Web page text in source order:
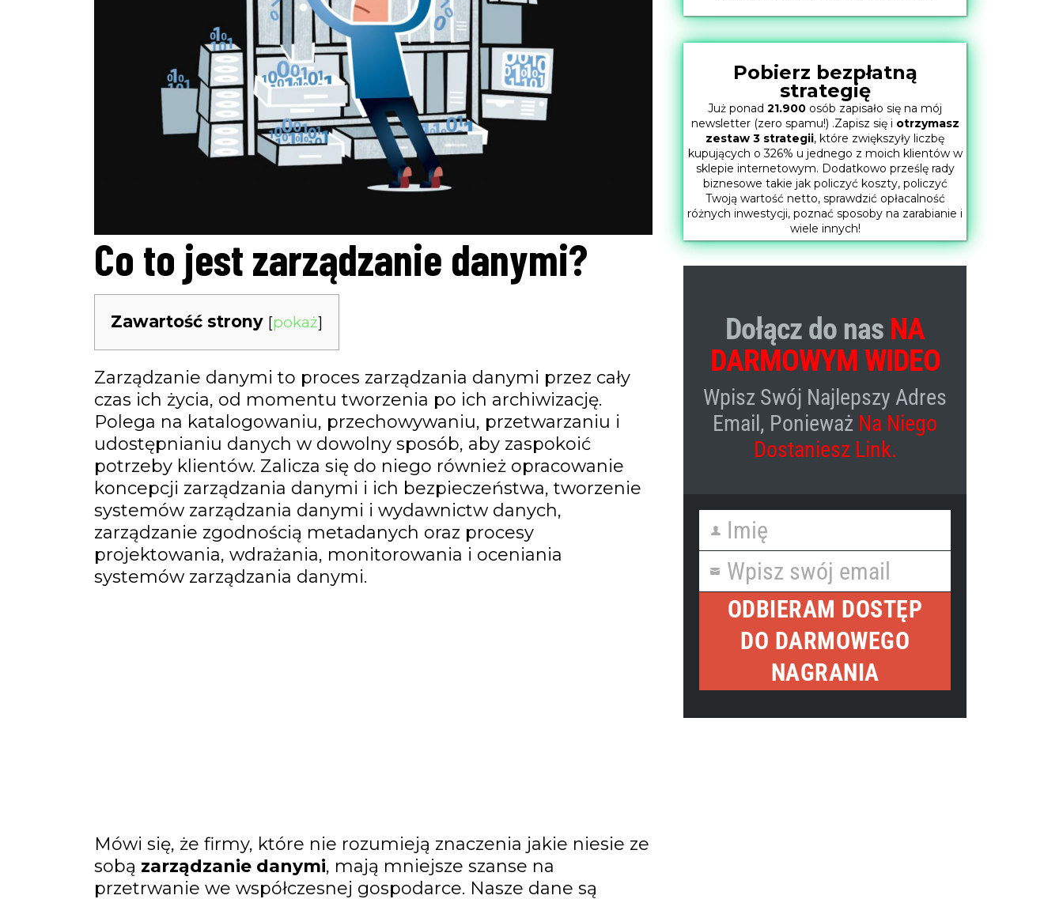
Co to jest zarządzanie danymi?
Zawartość strony [pokaż]
Zarządzanie danymi to proces zarządzania danymi przez cały
czas ich życia, od momentu tworzenia po ich archiwizację.
Polega na katalogowaniu, przechowywaniu, przetwarzaniu i
udostępnianiu danych w dowolny sposób, aby zaspokoić
potrzeby klientów. Zalicza się do niego również opracowanie
koncepcji zarządzania danymi i ich bezpieczeństwa, tworzenie
systemów zarządzania danymi i wydawnictw danych,
zarządzanie zgodnością metadanych oraz procesy
projektowania, wdrażania, monitorowania i oceniania
systemów zarządzania danymi.
Mówi się, że firmy, które nie rozumieją znaczenia jakie niesie ze
sobą zarządzanie danymi, mają mniejsze szanse na
przetrwanie we współczesnej gospodarce. Nasze dane są
Pobierz bezpłatną
strategię
Już ponad 21.900 osób zapisało się na mój
newsletter (zero spamu!) .Zapisz się i otrzymasz
zestaw 3 strategii, które zwiększyły liczbę
kupujących o 326% u jednego z moich klientów w
sklepie internetowym. Dodatkowo prześlę rady
biznesowe takie jak policzyć koszty, policzyć
Twoją wartość netto, sprawdzić opłacalność
różnych inwestycji, poznać sposoby na zarabianie i
wiele innych!
Dołącz do nas NA
DARMOWYM WIDEO
Wpisz Swój Najlepszy Adres
Email, Ponieważ Na Niego
Dostaniesz Link.
First
Name
Imię
Your
email
Wpisz swój email
ODBIERAM DOSTĘP
DO DARMOWEGO
NAGRANIA